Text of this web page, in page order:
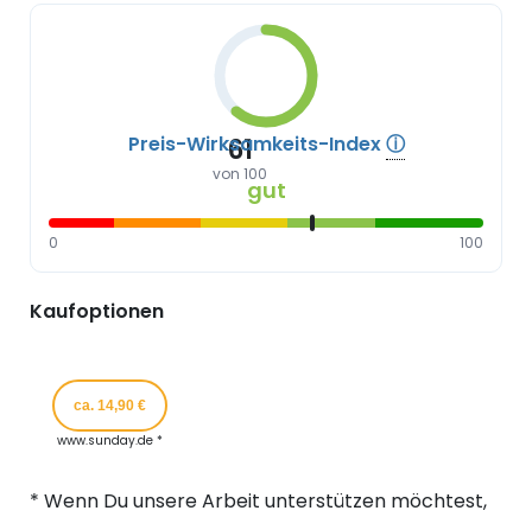
61
von 100
Preis-Wirksamkeits-Indexⓘ
gut
0 100
Kaufoptionen
ca. 14,90 €
www.sunday.de *
* Wenn Du unsere Arbeit unterstützen möchtest,